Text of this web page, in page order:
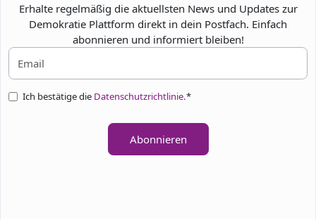
Erhalte regelmäßig die aktuellsten News und Updates zur
Demokratie Plattform direkt in dein Postfach. Einfach
abonnieren und informiert bleiben!
Ich bestätige die Datenschutzrichtlinie.*
Abonnieren